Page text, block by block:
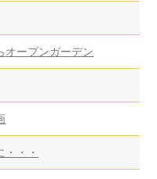
オープンガーデン
・・